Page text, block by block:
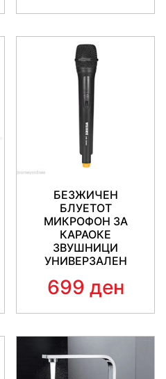
БЕЗЖИЧЕН
БЛУЕТОТ
МИКРОФОН ЗА
КАРАОКЕ
ЗВУШНИЦИ
УНИВЕРЗАЛЕН
699 ден